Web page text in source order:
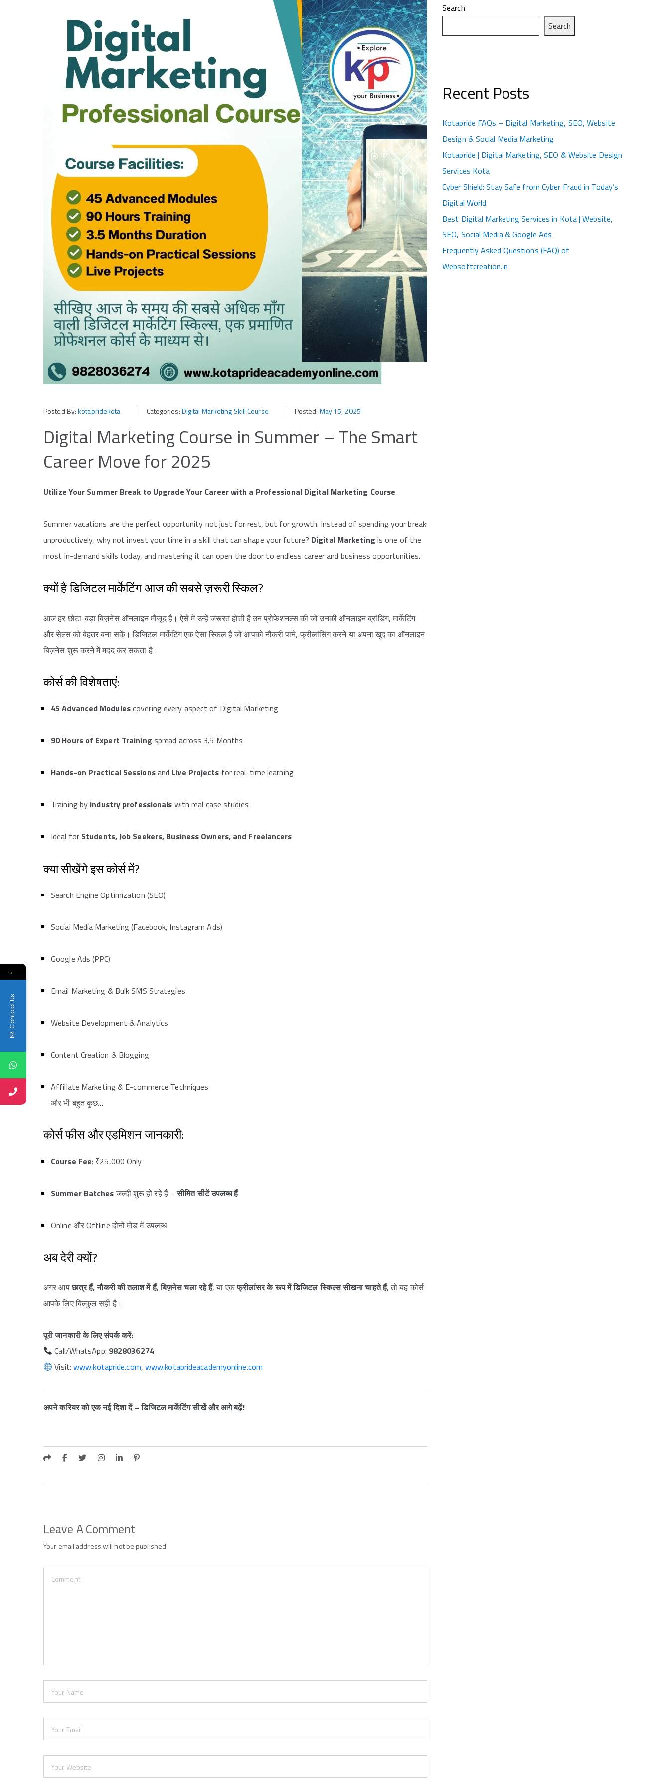
Posted By:kotapridekota Categories:Digital Marketing Skill Course Posted: May 15, 2025
Digital Marketing Course in Summer – The Smart
Career Move for 2025
Utilize Your Summer Break to Upgrade Your Career with a Professional Digital Marketing Course
Summer vacations are the perfect opportunity not just for rest, but for growth. Instead of spending your break
unproductively, why not invest your time in a skill that can shape your future? Digital Marketing is one of the
most in-demand skills today, and mastering it can open the door to endless career and business opportunities.
क्यों है डिजिटल मार्केटिंग आज की सबसे ज़रूरी स्किल?
आज हर छोटा-बड़ा बिज़नेस ऑनलाइन मौजूद है। ऐसे में उन्हें जरूरत होती है उन प्रोफेशनल्स की जो उनकी ऑनलाइन ब्रांडिंग, मार्केटिंग
और सेल्स को बेहतर बना सकें। डिजिटल मार्केटिंग एक ऐसा स्किल है जो आपको नौकरी पाने, फ्रीलांसिंग करने या अपना खुद का ऑनलाइन
बिज़नेस शुरू करने में मदद कर सकता है।
कोर्स की विशेषताएं:
45 Advanced Modulescovering every aspect of Digital Marketing
90 Hours of Expert Training spread across 3.5 Months
Hands-on Practical Sessionsand Live Projects for real-time learning
Training by industry professionals with real case studies
Ideal for Students, Job Seekers, Business Owners, and Freelancers
क्या सीखेंगे इस कोर्स में?
Search Engine Optimization (SEO)
Social Media Marketing (Facebook, Instagram Ads)
Google Ads (PPC)
Email Marketing & Bulk SMS Strategies
Website Development & Analytics
Content Creation & Blogging
Affiliate Marketing & E-commerce Techniques
और भी बहुत कुछ…
कोर्स फीस और एडमिशन जानकारी:
Course Fee: ₹25,000 Only
Summer Batchesजल्दी शुरू हो रहे हैं –सीमित सीटें उपलब्ध हैं
Online और Offline दोनों मोड में उपलब्ध
अब देरी क्यों?
अगर आपछात्र हैं, नौकरी की तलाश में हैं,बिज़नेस चला रहे हैं, या एकफ्रीलांसर के रूप में डिजिटल स्किल्स सीखना चाहते हैं, तो यह कोर्स
आपके लिए बिल्कुल सही है।
पूरी जानकारी के लिए संपर्क करें:
Call/WhatsApp: 9828036274
Visit:www.kotapride.com, www.kotaprideacademyonline.com
अपने करियर को एक नई दिशा दें – डिजिटल मार्केटिंग सीखें और आगे बढ़ें!
Leave A Comment
Your email address will not be published
Search
Search
Recent Posts
Kotapride FAQs – Digital Marketing, SEO, Website
Design & Social Media Marketing
Kotapride | Digital Marketing, SEO & Website Design
Services Kota
Cyber Shield: Stay Safe from Cyber Fraud in Today’s
Digital World
Best Digital Marketing Services in Kota | Website,
SEO, Social Media & Google Ads
Frequently Asked Questions (FAQ) of
Websoftcreation.in
←
Contact Us